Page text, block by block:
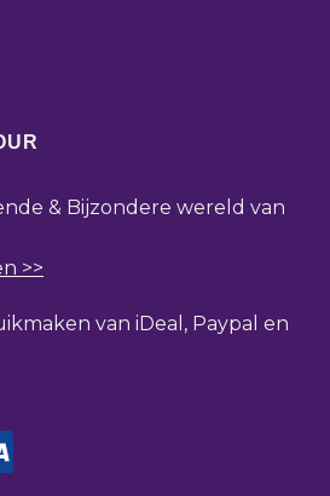
& Bijzondere wereld van
>>
van iDeal, Paypal en